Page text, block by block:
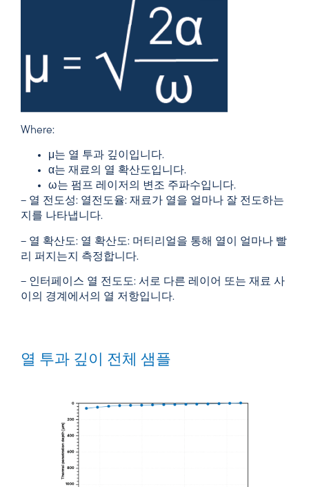
Where:
μ는 열 투과 깊이입니다.
α는 재료의 열 확산도입니다.
ω는 펌프 레이저의 변조 주파수입니다.
– 열 전도성: 열전도율: 재료가 열을 얼마나 잘 전도하는
지를 나타냅니다.
– 열 확산도: 열 확산도: 머티리얼을 통해 열이 얼마나 빨
리 퍼지는지 측정합니다.
– 인터페이스 열 전도도: 서로 다른 레이어 또는 재료 사
이의 경계에서의 열 저항입니다.
열 투과 깊이 전체 샘플